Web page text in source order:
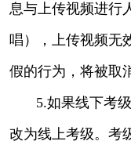
息与上传视频进行
唱），上传视频无
假的行为，将被取
5.如果线下考
改为线上考级。考